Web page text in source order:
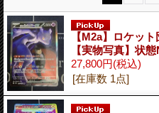
【M2a】ロケッ
【実物写真】状
27,800円(税込)
[在庫数 1点]